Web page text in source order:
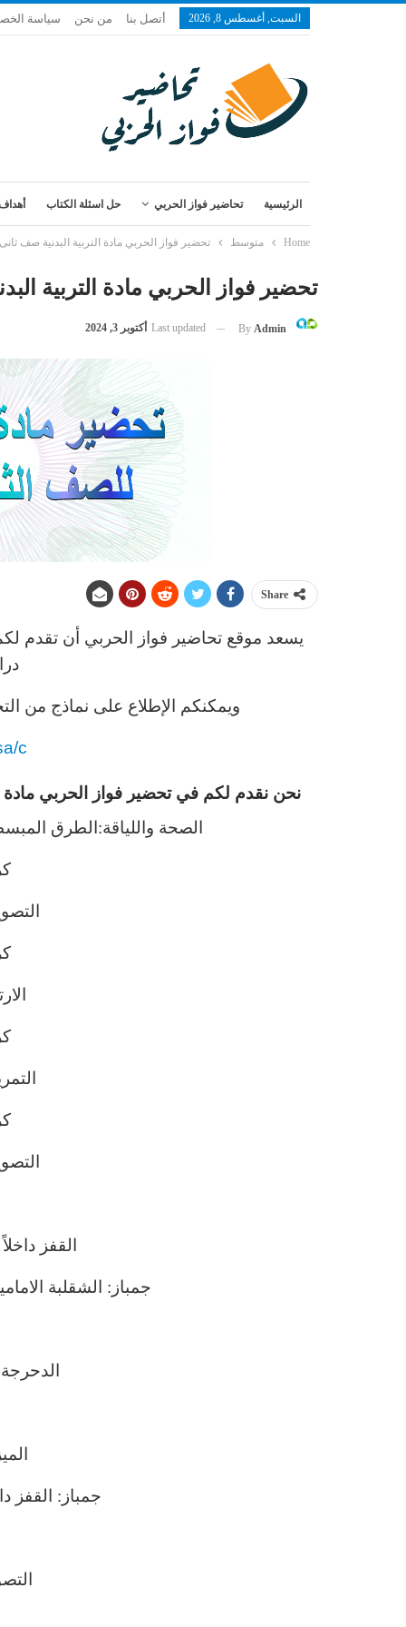
السبت, أغسطس 8, 2026 أتصل بنا من نحن سياسة
الرئيسية تحاضير فواز الحربي حل اسئلة الكتاب
Home متوسط تحضير فواز الحربي مادة التربية البدنية صف
تحضير فواز الحربي مادة التربية
By Admin
Last updated أكتوبر 3, 2024
Share
يسعد موقع تحاضير فواز الحربي أن تقدم
ويمكنكم الإطلاع على نماذج من
c
نحن نقدم لكم في تحضير فواز الحربي
الصحة واللياقة:الطرق
القفز
جمباز: الشقلبة
جمباز: القفز